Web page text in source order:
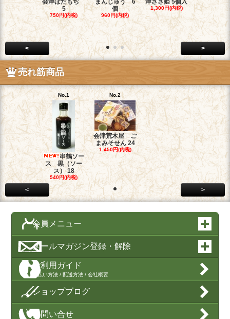
会津ぼだもぢ
5
750円(内税)
まんじゅう 6
個
960円(内税)
津ささ姫 5個入
1,300円(内税)
チ 和菓子職
1,900円(内
< >
売れ筋商品
No.1
串鶴ソー
ス 黒（ソー
ス） 18
540円(内税)
No.2
会津荒木屋 ご
まみそせん 24
1,450円(内税)
< >
会員メニュー
メールマガジン登録・解除
ご利用ガイド
支払い方法 / 配送方法 / 会社概要
ショップブログ
お問い合せ